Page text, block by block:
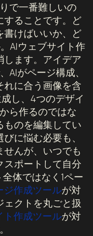
で一番難しいの
することです。ど
書けばいいか、ど
AIウェブサイト作
します。アイデア
AIがページ構成、
れに合う画像を含
し、4つのデザイ
ら作るのではな
ものを編集してい
に悩む必要も、
せんが、いつでも
スポートして自分
体ではなく1ペー
ジ作成ツールが対
クトを丸ごと扱
ト作成ツールが対